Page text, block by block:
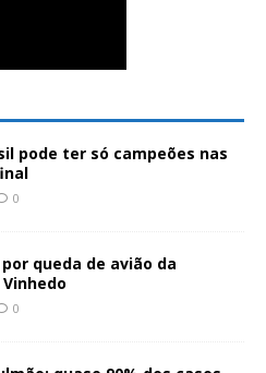
pode ter só campeões nas
0
por queda de avião da
0